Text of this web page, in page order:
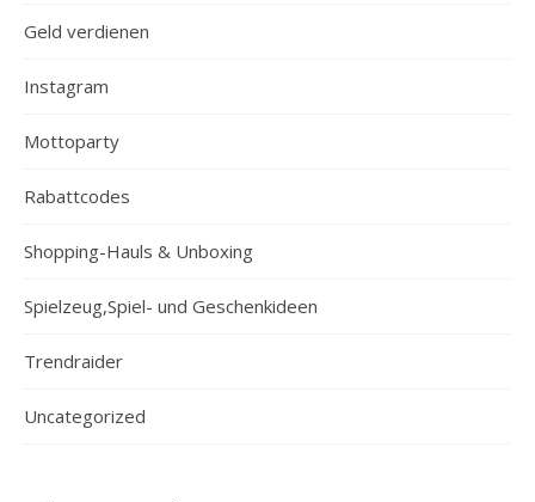
Geld verdienen
Instagram
Mottoparty
Rabattcodes
Shopping-Hauls & Unboxing
Spielzeug,Spiel- und Geschenkideen
Trendraider
Uncategorized